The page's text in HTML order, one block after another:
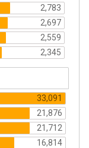
2,783
2,697
2,559
2,345
33,091
21,876
21,712
16,814